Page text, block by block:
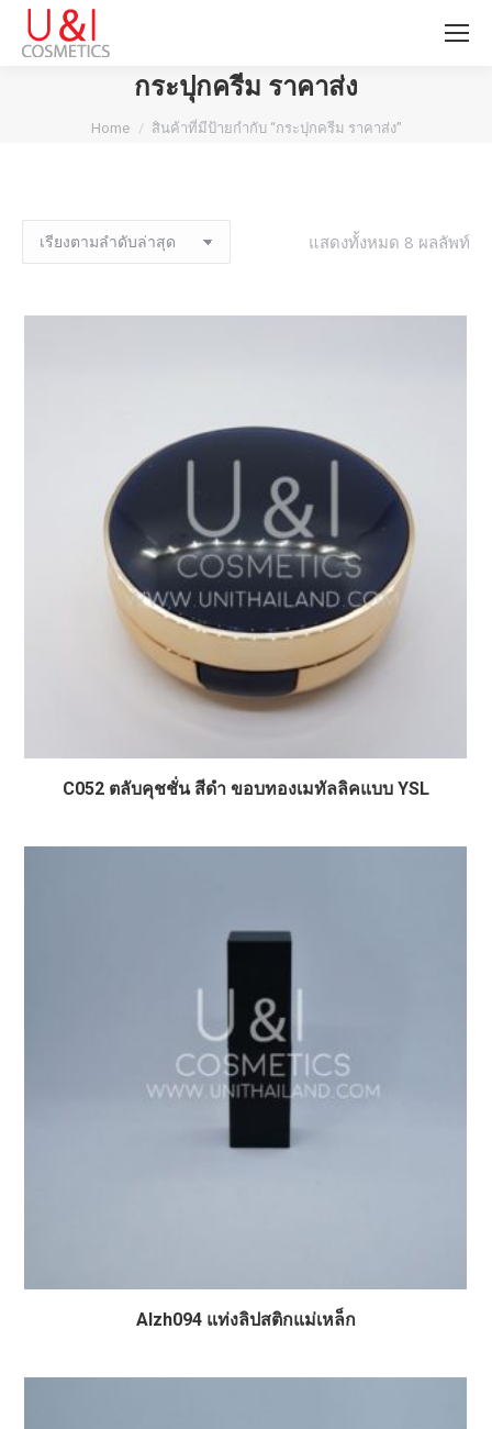
กระปุกครีม ราคาส่ง
You are here:
Home สินค้าที่มีป้ายกำกับ “กระปุกครีม ราคาส่ง”
แสดงทั้งหมด 8 ผลลัพท์
C052 ตลับคุชชั่น สีดำ ขอบทองเมทัลลิคแบบ YSL
Alzh094 แท่งลิปสติกแม่เหล็ก